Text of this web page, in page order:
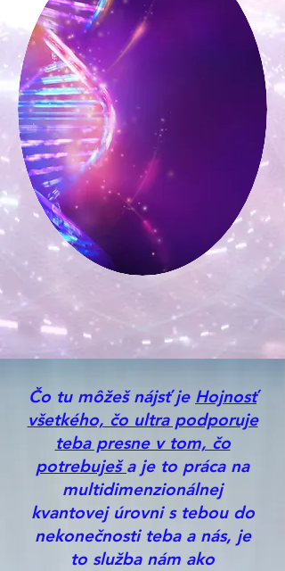
Čo tu môžeš nájsť je Hojnosť
všetkého, čo ultra podporuje
teba presne v tom, čo
potrebuješa je to práca na
multidimenzionálnej
kvantovej úrovni s tebou do
nekonečnosti teba a nás, je
to služba nám ako